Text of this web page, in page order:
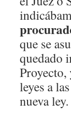
que se
quedado
leyes a
nueva ley.